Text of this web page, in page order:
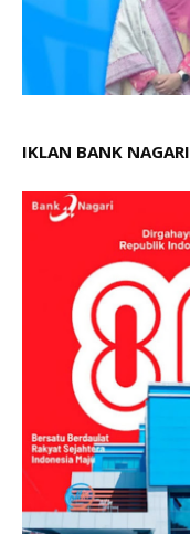
IKLAN BANK NAGARI